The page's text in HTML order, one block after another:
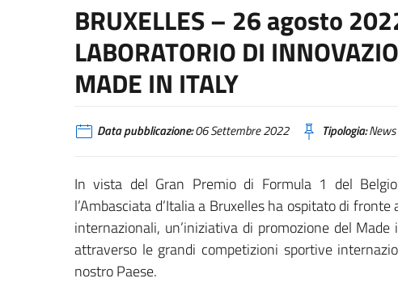
BRUXELLES – 26 agosto
LABORATORIO DI
MADE IN ITALY
Data pubblicazione:06 Settembre 2022 Tipologia:News
In vista del Gran Premio di Formula 1 del
l’Ambasciata d’Italia a Bruxelles ha ospitato di
internazionali, un’iniziativa di promozione del
attraverso le grandi competizioni sportive
nostro Paese.